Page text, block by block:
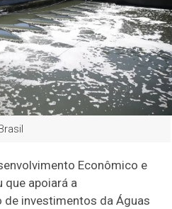
Econômico e
que apoiará a
investimentos da Águas